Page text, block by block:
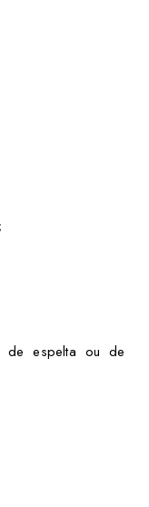
;
espelta ou de